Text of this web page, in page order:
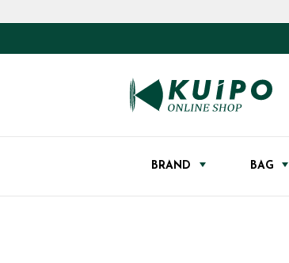
BRAND BAG